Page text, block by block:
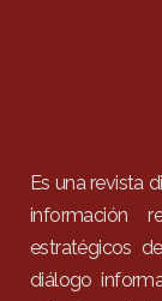
Es una revista
información
estratégicos
diálogo